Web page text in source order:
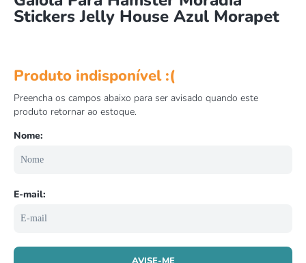
Stickers Jelly House Azul Morapet
4º
gaiolas bragança
7º
papagaio
8º
répteis